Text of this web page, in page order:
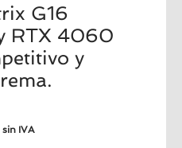
G16
RTX 4060
y
sin IVA